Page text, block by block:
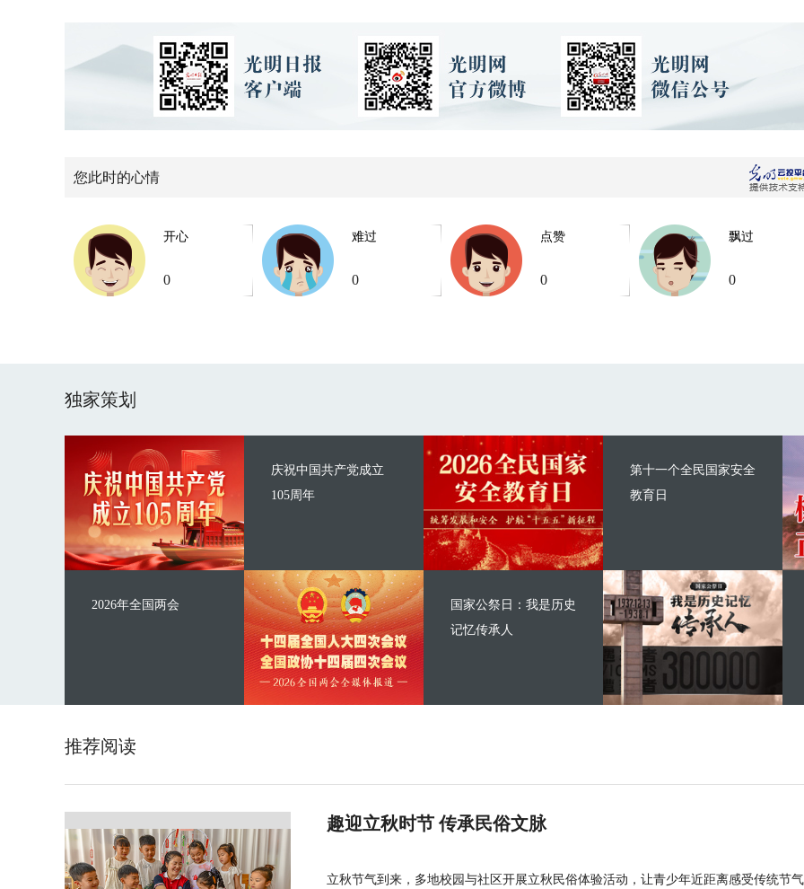
您此时的心情
开心
0
难过
0
点赞
0
飘过
0
独家策划
庆祝中国共产党成立
105周年
2026年全国两会
第十一个全民国家安全
教育日
国家公祭日：我是历史
记忆传承人
推荐阅读
趣迎立秋时节 传承民俗文脉
立秋节气到来，多地校园与社区开展立秋民俗体验活动，让青少年近距离感受传统节